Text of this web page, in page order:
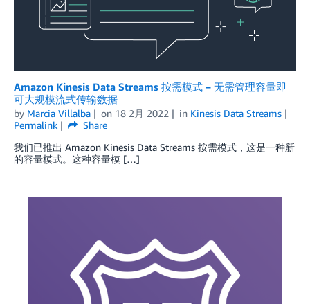
Amazon Kinesis Data Streams 按需模式 – 无需管理容量即
可大规模流式传输数据
by Marcia Villalba on 18 2月 2022 in Kinesis Data Streams
Permalink
Share
我们已推出 Amazon Kinesis Data Streams 按需模式，这是一种新
的容量模式。这种容量模 […]